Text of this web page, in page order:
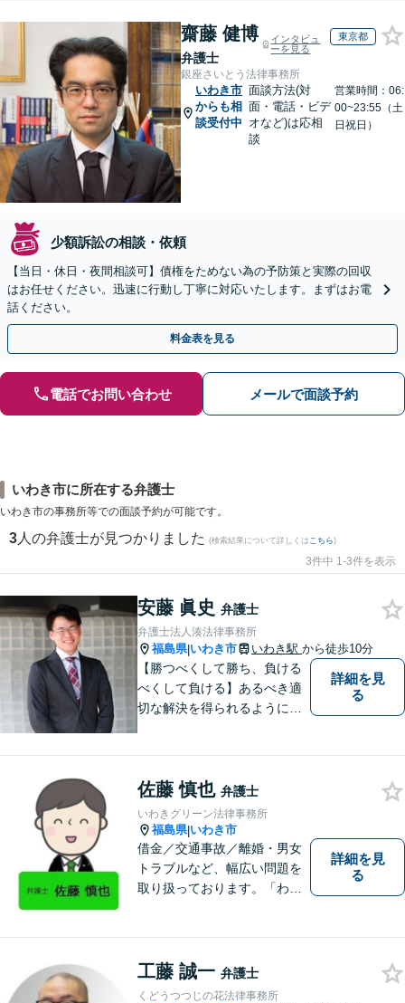
齋藤 健博
弁護士
インタビュ
ーを見る
東京都
銀座さいとう法律事務所
いわき市
からも相
談受付中
面談方法(対
面・電話・ビデ
オなど)は応相
談
営業時間：06:
00~23:55（土
日祝日）
少額訴訟の相談・依頼
【当日・休日・夜間相談可】債権をためない為の予防策と実際の回収
はお任せください。迅速に行動し丁寧に対応いたします。まずはお電
話ください。
料金表を見る
電話でお問い合わせ メールで面談予約
いわき市に所在する弁護士
いわき市の事務所等での面談予約が可能です。
3 人の弁護士が見つかりました (検索結果について詳しくは こちら)
3件中 1-3件を表示
安藤 眞史 弁護士
弁護士法人湊法律事務所
福島県|いわき市 いわき駅 から徒歩10分
【勝つべくして勝ち、負ける
べくして負ける】あるべき適
切な解決を得られるように全
ます。
詳細を見
る
佐藤 慎也 弁護士
いわきグリーン法律事務所
福島県|いわき市
借金／交通事故／離婚・男女
トラブルなど、幅広い問題を
取り扱っております。「わか
ります。【無料駐車場あり】
詳細を見
る
工藤 誠一 弁護士
くどうつつじの花法律事務所